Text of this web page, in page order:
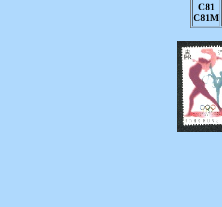
C81
C81M